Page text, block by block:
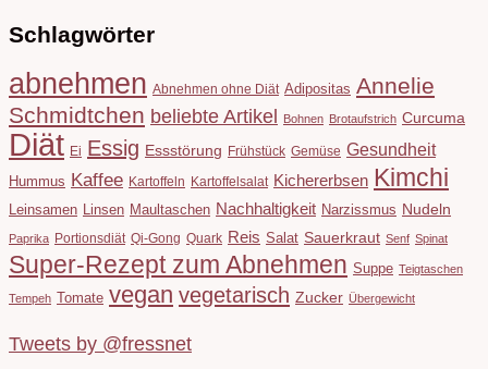
Schlagwörter
abnehmen Abnehmen ohne Diät Adipositas Annelie
Schmidtchen beliebte Artikel Bohnen Brotaufstrich Curcuma
Diät Ei Essig Essstörung Frühstück Gemüse Gesundheit
Hummus Kaffee Kartoffeln Kartoffelsalat Kichererbsen Kimchi
Leinsamen Linsen Maultaschen Nachhaltigkeit Narzissmus Nudeln
Paprika Portionsdiät Qi-Gong Quark Reis Salat Sauerkraut Senf Spinat
Super-Rezept zum Abnehmen Suppe Teigtaschen
Tempeh Tomate vegan vegetarisch Zucker Übergewicht
Tweets by @fressnet